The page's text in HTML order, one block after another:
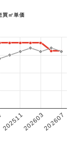
買㎡単価
202511202603202607